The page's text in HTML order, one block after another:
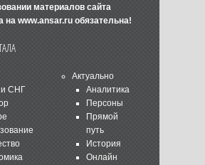
материалов сайта
на www.ansar.ruобязательна!
СНГ
Актуально
Аналитика
Персоны
Прямой
путь
История
Онлайн